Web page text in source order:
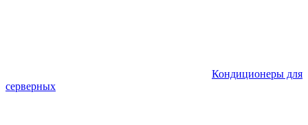
Кондиционеры для
серверных